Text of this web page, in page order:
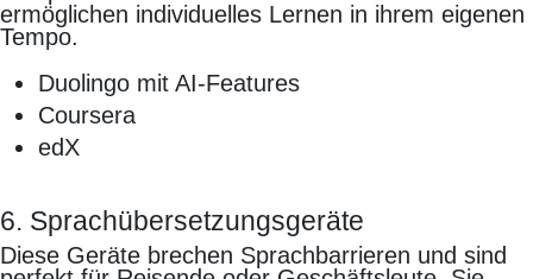
ermöglichen individuelles Lernen in ihrem eigenen
Tempo.
Duolingo mit AI-Features
Coursera
edX
6. Sprachübersetzungsgeräte
Diese Geräte brechen Sprachbarrieren und sind